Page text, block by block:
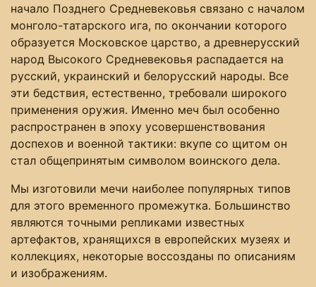
начало Позднего Средневековья связано с началом
монголо-татарского ига, по окончании которого
образуется Московское царство, а древнерусский
народ Высокого Средневековья распадается на
русский, украинский и белорусский народы. Все
эти бедствия, естественно, требовали широкого
применения оружия. Именно меч был особенно
распространен в эпоху усовершенствования
доспехов и военной тактики: вкупе со щитом он
стал общепринятым символом воинского дела.
Мы изготовили мечи наиболее популярных типов
для этого временного промежутка. Большинство
являются точными репликами известных
артефактов, хранящихся в европейских музеях и
коллекциях, некоторые воссозданы по описаниям
и изображениям.